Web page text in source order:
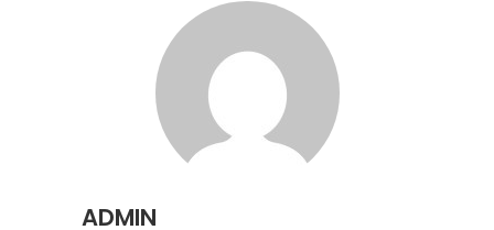
ADMIN